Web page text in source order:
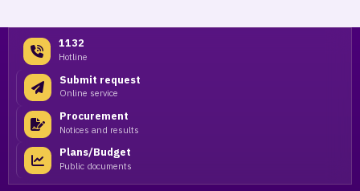
1132
Hotline
Submit request
Online service
Procurement
Notices and results
Plans/Budget
Public documents